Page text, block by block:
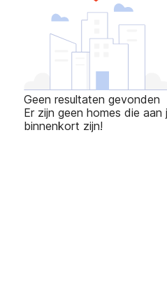
Geen resultaten gevonden
Er zijn geen homes die
binnenkort zijn!